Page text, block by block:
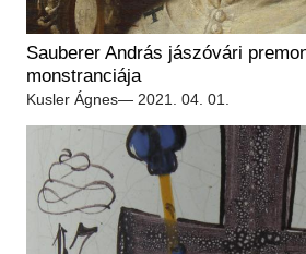
Sauberer András jászóvári
monstranciája
Kusler Ágnes— 2021. 04. 01.